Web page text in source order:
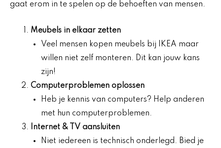
gaat erom in te spelen op de behoeften van mensen.
Meubels in elkaar zetten
Veel mensen kopen meubels bij IKEA maar
willen niet zelf monteren. Dit kan jouw kans
zijn!
Computerproblemen oplossen
Heb je kennis van computers? Help anderen
met hun computerproblemen.
Internet & TV aansluiten
Niet iedereen is technisch onderlegd. Bied je